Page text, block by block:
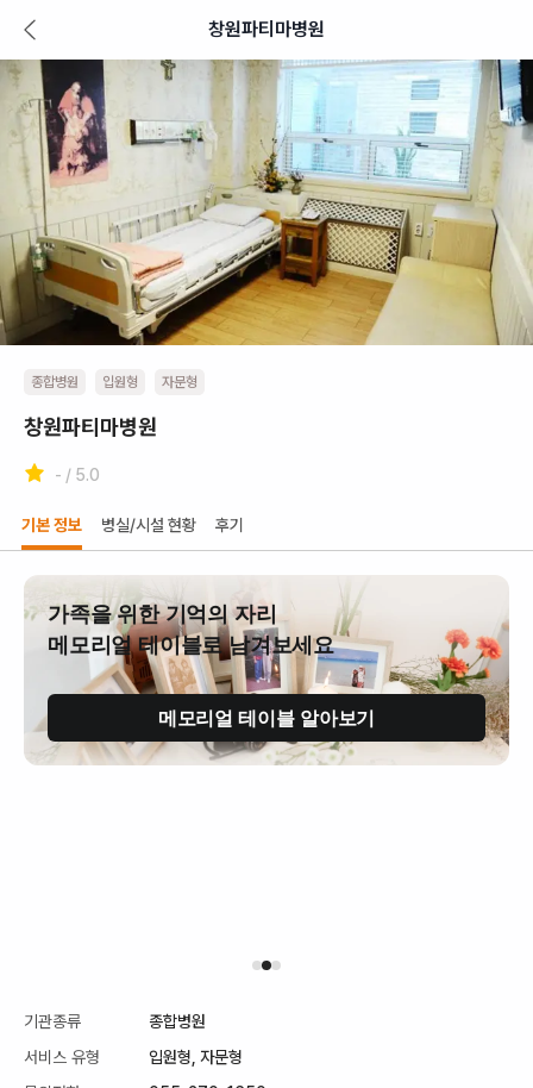
창원파티마병원
종합병원 입원형 자문형
창원파티마병원
- / 5.0
기본 정보 병실/시설 현황 후기
가족을 위한 기억의 자리
메모리얼 테이블로 남겨보세요
메모리얼 테이블 알아보기
기관종류
종합병원
서비스 유형
입원형, 자문형